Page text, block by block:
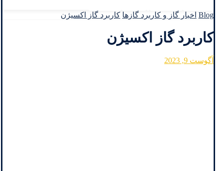
Blog اخبار گاز و کاربرد گازها کاربرد گاز اکسیژن
کاربرد گاز اکسیژن
آگوست 9, 2023